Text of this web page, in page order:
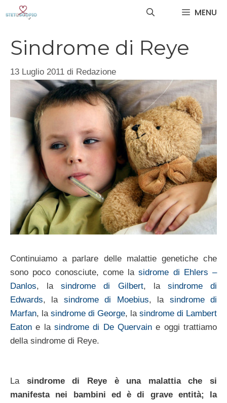
MENU
Sindrome di Reye
13 Luglio 2011 di Redazione
Continuiamo a parlare delle malattie genetiche che
sono poco conosciute, come lasidrome di Ehlers –
Danlos, lasindrome di Gilbert, la sindrome di
Edwards, la sindrome di Moebius, la sindrome di
Marfan, la sindrome di George, la sindrome di Lambert
Eaton e la sindrome di De Quervain e oggi trattiamo
della sindrome di Reye.
La sindrome di Reye
è una malattia che si
manifesta nei bambini ed è di grave entità; la